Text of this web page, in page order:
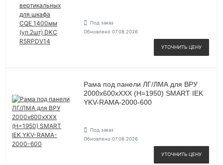
Под заказ
Обновлено 07.08.2026
УТОЧНИТЬ ЦЕНУ
Рама под панели ЛГ/ЛМА для ВРУ
2000х600хХХХ (Н=1950) SMART IEK
YKV-RAMA-2000-600
Под заказ
Обновлено 07.08.2026
УТОЧНИТЬ ЦЕНУ